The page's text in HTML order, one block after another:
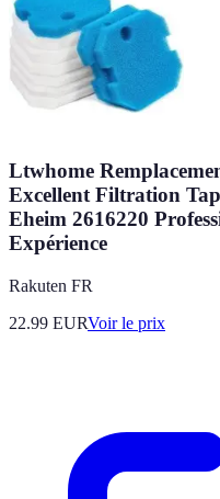
Ltwhome
Excellent Filtration
Eheim 2616220
Expérience
Rakuten FR
22.99 EURVoir le prix